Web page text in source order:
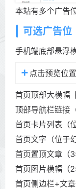
本站有多个广告
可选广告位
手机端底部悬浮
点击预览位置
首页顶部大横幅
顶部导航栏链接
首页卡片列表（
首页文字（位于
首页置顶文章（
首页图片横幅（
首页侧边栏+文章